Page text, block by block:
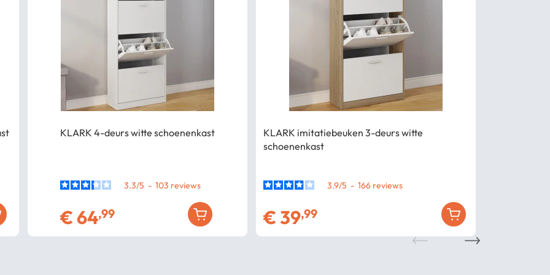
KLARK 4-deurs witte schoenenkast
3.3/5 - 103
€64,99
KLARK imitatiebeuken 3-deurs witte
schoenenkast
3.9/5 - 166
€39,99